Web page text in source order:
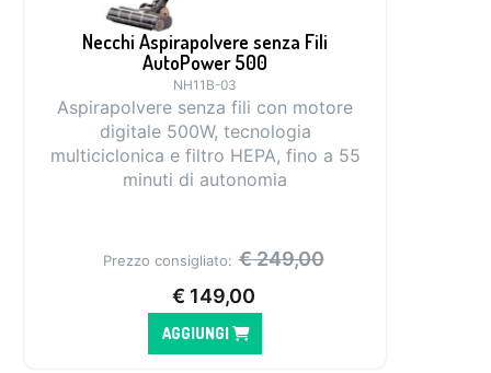
Necchi Aspirapolvere senza Fili
AutoPower 500
NH11B-03
Aspirapolvere senza fili con motore
digitale 500W, tecnologia
multiciclonica e filtro HEPA, fino a 55
minuti di autonomia
Prezzo consigliato: €249,00
€ 149,00
AGGIUNGI